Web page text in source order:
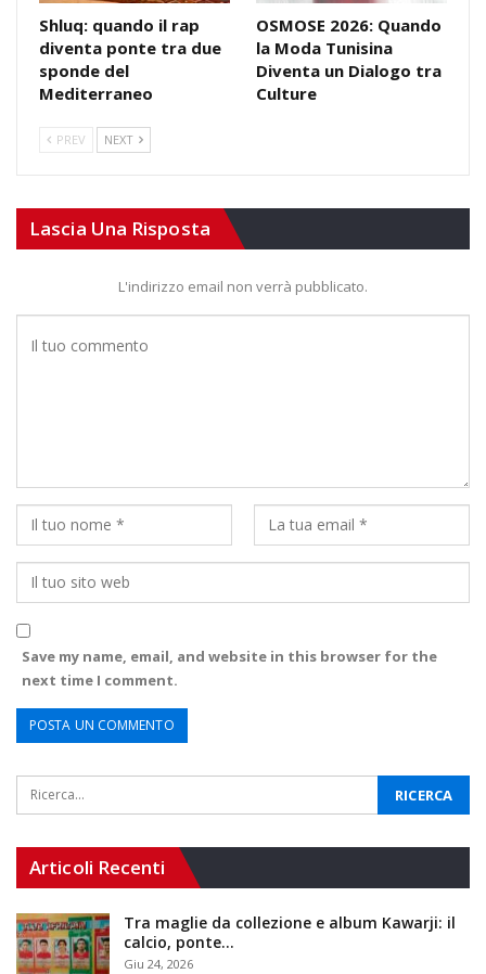
Shluq: quando il rap
diventa ponte tra due
sponde del
Mediterraneo
OSMOSE 2026: Quando
la Moda Tunisina
Diventa un Dialogo tra
Culture
PREV NEXT
Lascia Una Risposta
L'indirizzo email non verrà pubblicato.
Save my name, email, and website in this browser for the
next time I comment.
Articoli Recenti
Tra maglie da collezione e album Kawarji: il
calcio, ponte…
Giu 24, 2026